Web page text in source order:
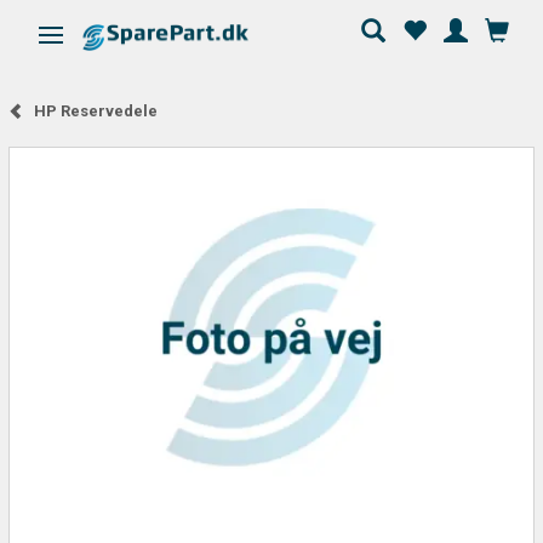
Skifte navigation
HP Reservedele